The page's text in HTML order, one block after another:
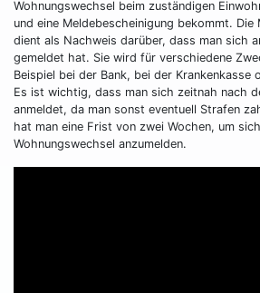
Wohnungswechsel beim zuständigen
und eine Meldebescheinigung bekommt. Die
dient als Nachweis darüber, dass man sich
gemeldet hat. Sie wird für verschiedene
Beispiel bei der Bank, bei der Krankenkasse
Es ist wichtig, dass man sich zeitnah nach
anmeldet, da man sonst eventuell Strafen
hat man eine Frist von zwei Wochen, um
Wohnungswechsel anzumelden.